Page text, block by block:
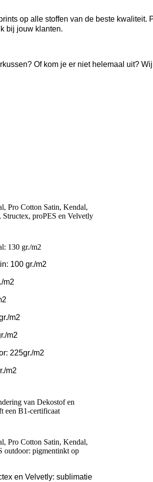
op alle stoffen van de beste
bij jouw klanten.
Of kom je er niet helemaal uit?
Pro Cotton Satin, Kendal,
proPES en Velvetly
130 gr./m2
100 gr./m2
m2
m2
m2
225gr./m2
m2
van Dekostof en
een B1-certificaat
Pro Cotton Satin, Kendal,
outdoor: pigmentinkt op
en Velvetly: sublimatie